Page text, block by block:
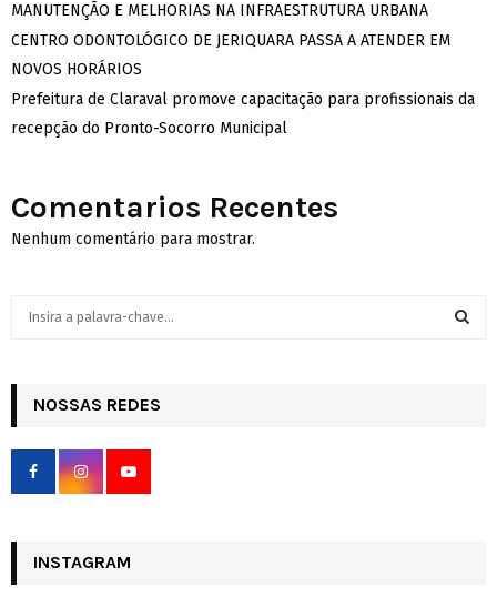
MANUTENÇÃO E MELHORIAS NA INFRAESTRUTURA URBANA
CENTRO ODONTOLÓGICO DE JERIQUARA PASSA A ATENDER EM
NOVOS HORÁRIOS
Prefeitura de Claraval promove capacitação para profissionais da
recepção do Pronto-Socorro Municipal
Comentarios Recentes
Nenhum comentário para mostrar.
h
f
r
NOSSAS REDES
INSTAGRAM